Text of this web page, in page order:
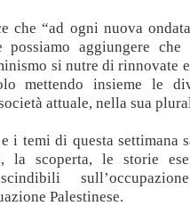
che “ad ogni nuova
possiamo aggiungere
si nutre di rinnovate
mettendo insieme le
attuale, nella sua
i temi di questa settimana
la scoperta, le storie
Palestinese.